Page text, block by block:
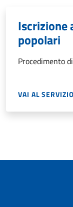
Iscrizione
popolari
Procedimento
VAI AL SERVIZIO